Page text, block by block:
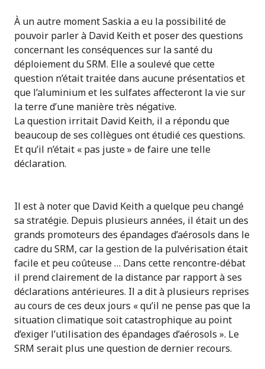
À un autre moment Saskia a eu la possibilité de
pouvoir parler à David Keith et poser des questions
concernant les conséquences sur la santé du
déploiement du SRM. Elle a soulevé que cette
question n’était traitée dans aucune présentatios et
que l’aluminium et les sulfates affecteront la vie sur
la terre d’une manière très négative.
La question irritait David Keith, il a répondu que
beaucoup de ses collègues ont étudié ces questions.
Et qu’il n’était « pas juste » de faire une telle
déclaration.
Il est à noter que David Keith a quelque peu changé
sa stratégie. Depuis plusieurs années, il était un des
grands promoteurs des épandages d’aérosols dans le
cadre du SRM, car la gestion de la pulvérisation était
facile et peu coûteuse … Dans cette rencontre-débat
il prend clairement de la distance par rapport à ses
déclarations antérieures. Il a dit à plusieurs reprises
au cours de ces deux jours « qu’il ne pense pas que la
situation climatique soit catastrophique au point
d’exiger l’utilisation des épandages d’aérosols ». Le
SRM serait plus une question de dernier recours.